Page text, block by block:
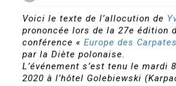
Voici le texte de l’allocution de
prononcée lors de la 27e édition
conférence «Europe des Carpates
par la Diète polonaise.
L’événement s’est tenu le mardi
2020 à l’hôtel Golebiewski